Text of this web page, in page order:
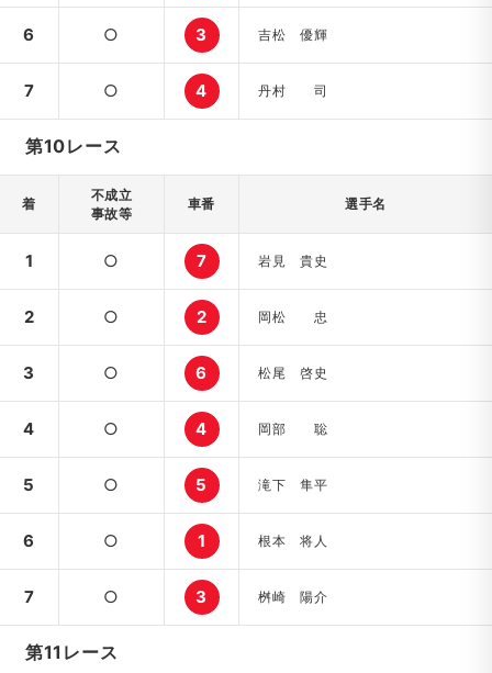
6 ○ 3 吉松 優輝
7 ○ 4 丹村 司
第10レース
着
不成立
事故等
車番 選手名
1 ○ 7 岩見 貴史
2 ○ 2 岡松 忠
3 ○ 6 松尾 啓史
4 ○ 4 岡部 聡
5 ○ 5 滝下 隼平
6 ○ 1 根本 将人
7 ○ 3 桝崎 陽介
第11レース